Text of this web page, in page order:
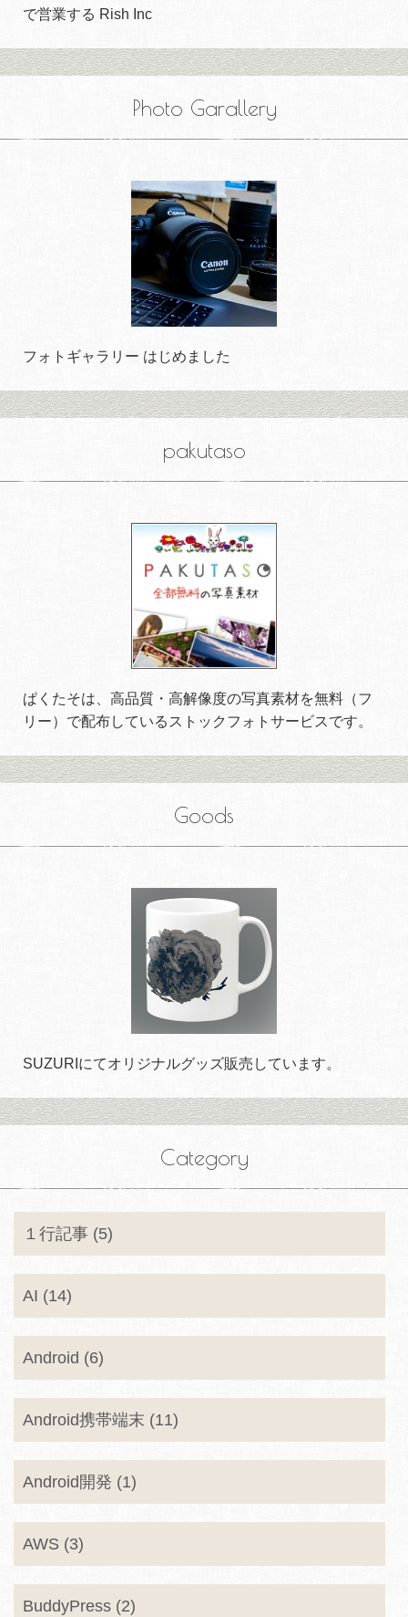
で営業する Rish Inc
Photo Garallery
フォトギャラリー はじめました
pakutaso
ぱくたそは、高品質・高解像度の写真素材を無料（フ
リー）で配布しているストックフォトサービスです。
Goods
SUZURIにてオリジナルグッズ販売しています。
Category
１行記事 (5)
AI (14)
Android (6)
Android携帯端末 (11)
Android開発 (1)
AWS (3)
BuddyPress (2)